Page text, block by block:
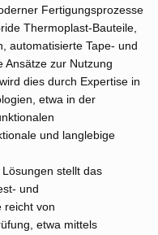
Fertigungsprozesse
Thermoplast‑Bauteile,
automatisierte Tape- und
Ansätze zur Nutzung
dies durch Expertise in
etwa in der
und langlebige
stellt das
und
reicht von
etwa mittels